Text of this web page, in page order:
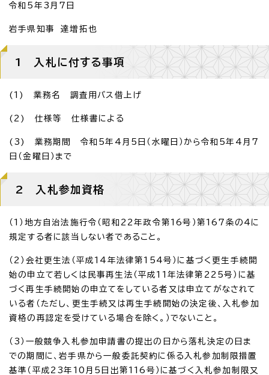
令和5年3月7日
岩手県知事 達増拓也
1 入札に付する事項
(1) 業務名 調査用バス借上げ
(2) 仕様等 仕様書による
(3) 業務期間 令和5年4月5日（水曜日）から令和5年4月7
日（金曜日）まで
2 入札参加資格
（1）地方自治法施行令（昭和22年政令第16号）第167条の4に
規定する者に該当しない者であること。
（2）会社更生法（平成14年法律第154号）に基づく更生手続開
始の申立て若しくは民事再生法（平成11年法律第225号）に基
づく再生手続開始の申立てをしている者又は申立てがなされて
いる者（ただし、更生手続又は再生手続開始の決定後、入札参加
資格の再認定を受けている場合を除く。）でないこと。
（3）一般競争入札参加申請書の提出の日から落札決定の日ま
での期間に、岩手県から一般委託契約に係る入札参加制限措置
基準（平成23年10月5日出第116号）に基づく入札参加制限又